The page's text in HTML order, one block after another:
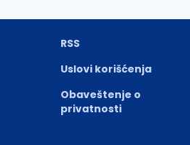
RSS
Uslovi korišćenja
Obaveštenje o
privatnosti